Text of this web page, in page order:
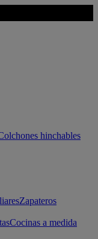
hinchables
Zapateros
Cocinas a medida